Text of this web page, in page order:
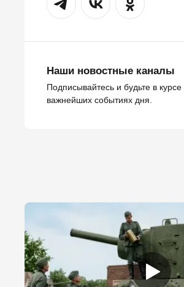
Наши новостные каналы
Подписывайтесь и будьте в
важнейших событиях дня.